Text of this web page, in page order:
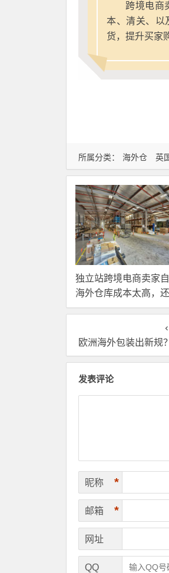
所属分类： 海外仓 英
跨境电商
本、清关、以
货，提升买家
独立站跨境电商卖家
海外仓库成本太高，
如直接找第三方自营
欧洲海外包装出新规？换
发表评论
昵称 *
邮箱 *
网址
QQ